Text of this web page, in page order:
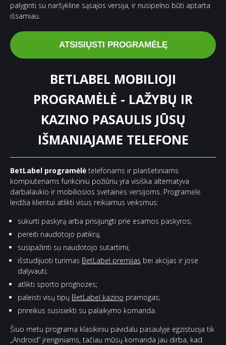
palyginti su naršykline sąsajos versija, ir nusipelno būti aptarta
išsamiau.
ATSISIŲSTI PROGRAMĖLĘ
BETLABEL MOBILIOJI
PROGRAMĖLĖ - LAŽYBŲ IR
KAZINO PASAULIS JŪSŲ
IŠMANIAJAME TELEFONE
BetLabel programėlė telefonams ir planšetiniams
kompiuteriams funkciniu požiūriu yra visiška alternatyva
darbalaukio ir mobiliosios svetainės versijoms. Programėlė
leidžia klientui atlikti visus reikiamus veiksmus:
sukurti paskyrą arba prisijungti prie esamos paskyros;
pereiti naudotojo patikrą;
susipažinti su naudotojo sutartimi;
išstudijuoti turimas BetLabel premijas bei akcijas ir jose
dalyvauti;
atlikti sporto prognozes;
paleisti visų tipų BetLabel kazino pramogas;
prireikus susisiekti su palaikymo komanda.
Šiuo metu programa klasikiniu pavidalu pasaulyje egzistuoja tik
„Android” įrenginiams, tačiau mūsų komanda jau dirba, kad